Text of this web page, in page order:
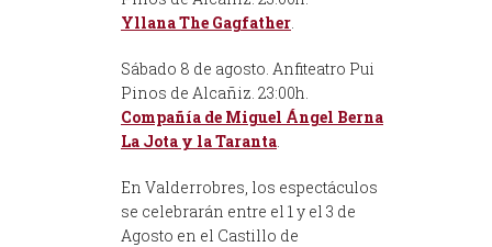
YllanaThe Gagfather.
Sábado 8 de agosto. Anfiteatro Pui
Pinos de Alcañiz. 23:00h.
Compañía de Miguel Ángel Berna
La Jota y la Taranta.
En Valderrobres, los espectáculos
se celebrarán entre el 1 y el 3 de
Agosto en el Castillo de